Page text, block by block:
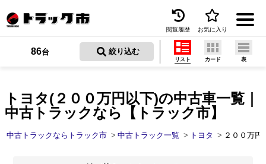
トラック買取
トラック市とは
閲覧履歴 お気に入り
トヨタ(２００万円以下)の中古車一覧｜
中古トラックなら【トラック市】
86台 絞り込む
リスト カード 表
中古トラックならトラック市 中古トラック一覧 トヨタ ２００万円